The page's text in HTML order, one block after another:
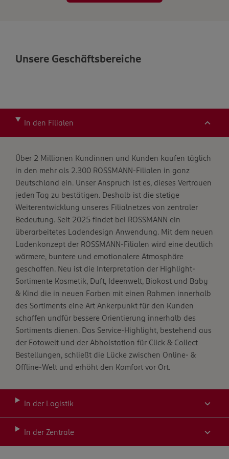
Unsere Geschäftsbereiche
In den Filialen
Über 2 Millionen Kundinnen und Kunden kaufen täglich
in den mehr als 2.300 ROSSMANN-Filialen in ganz
Deutschland ein. Unser Anspruch ist es, dieses Vertrauen
jeden Tag zu bestätigen. Deshalb ist die stetige
Weiterentwicklung unseres Filialnetzes von zentraler
Bedeutung. Seit 2025 findet bei ROSSMANN ein
überarbeitetes Ladendesign Anwendung. Mit dem neuen
Ladenkonzept der ROSSMANN-Filialen wird eine deutlich
wärmere, buntere und emotionalere Atmosphäre
geschaffen. Neu ist die Interpretation der Highlight-
Sortimente Kosmetik, Duft, Ideenwelt, Biokost und Baby
& Kind die in neuen Farben mit einen Rahmen innerhalb
des Sortiments eine Art Ankerpunkt für den Kunden
schaffen undfür bessere Orientierung innerhalb des
Sortiments dienen. Das Service-Highlight, bestehend aus
der Fotowelt und der Abholstation für Click & Collect
Bestellungen, schließt die Lücke zwischen Online- &
Offline-Welt und erhöht den Komfort vor Ort.
In der Logistik
In der Zentrale